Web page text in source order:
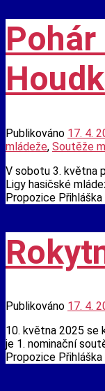
Pohár
Publikováno 17. 4.
mládeže, Soutěže
V sobotu 3. května
Ligy hasičské
Propozice Přihláška
Publikováno 17. 4.
10. května 2025 se
je 1. nominační
Propozice Přihláška